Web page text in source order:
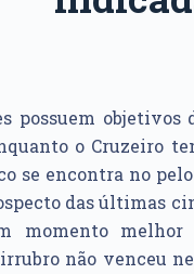
possuem
o Cruzeiro
se encontra no
das últimas
momento melhor
não venceu